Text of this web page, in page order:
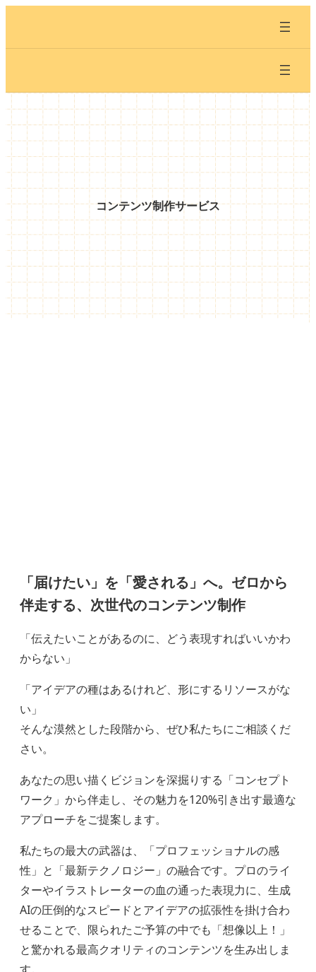
キ
ッ
プ
コンテンツ制作サービス
「届けたい」を「愛される」へ。ゼロから
伴走する、次世代のコンテンツ制作
「伝えたいことがあるのに、どう表現すればいいかわ
からない」
「アイデアの種はあるけれど、形にするリソースがな
い」
そんな漠然とした段階から、ぜひ私たちにご相談くだ
さい。
あなたの思い描くビジョンを深掘りする「コンセプト
ワーク」から伴走し、その魅力を120%引き出す最適な
アプローチをご提案します。
私たちの最大の武器は、「プロフェッショナルの感
性」と「最新テクノロジー」の融合です。プロのライ
ターやイラストレーターの血の通った表現力に、生成
AIの圧倒的なスピードとアイデアの拡張性を掛け合わ
せることで、限られたご予算の中でも「想像以上！」
と驚かれる最高クオリティのコンテンツを生み出しま